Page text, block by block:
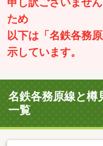
申し訳ございませ
ため
以下は「名鉄各務
示しています。
名鉄各務原線と樽
一覧